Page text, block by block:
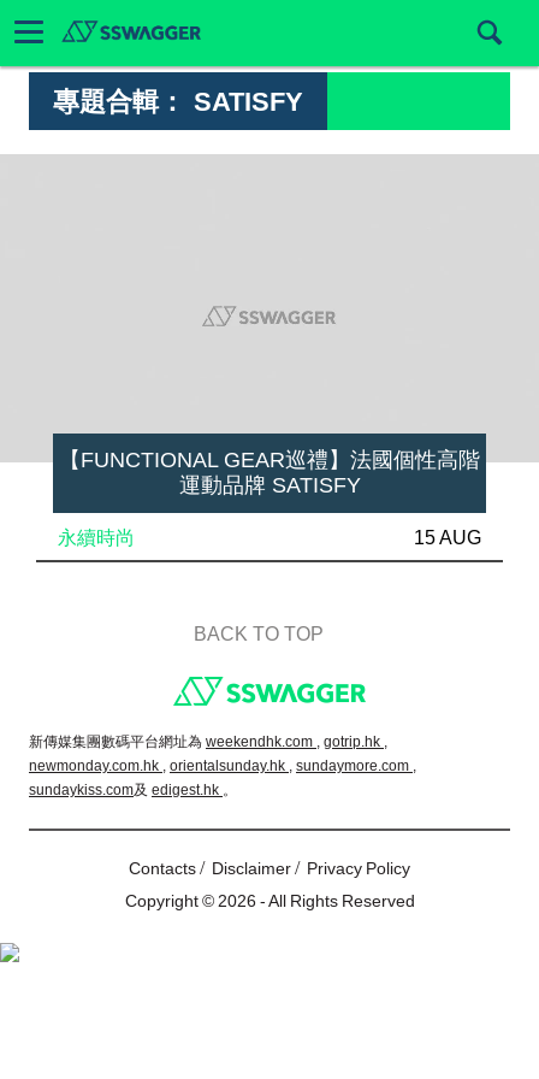
專題合輯： SATISFY
【FUNCTIONAL GEAR巡禮】法國個性高階
運動品牌 SATISFY
永續時尚 15 AUG
BACK TO TOP
新傳媒集團數碼平台網址為 weekendhk.com , gotrip.hk ,
newmonday.com.hk , orientalsunday.hk , sundaymore.com ,
sundaykiss.com及 edigest.hk 。
Contacts/ Disclaimer/ Privacy Policy
Copyright © 2026 - All Rights Reserved